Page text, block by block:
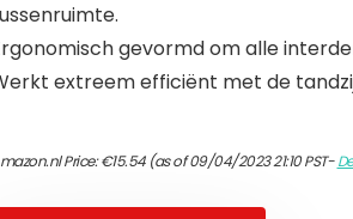
gevormd om alle
extreem efficiënt met de
Price:€15.54(as of 09/04/2023 21:10 PST-